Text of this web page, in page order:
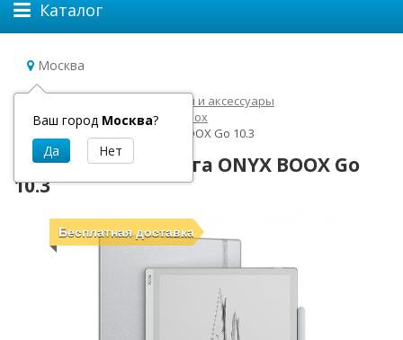
Каталог
Москва
Ваш город Москва?
Главная
Электронные книги и аксессуары
Электронные книги Onyx Boox
Электронная книга ONYX BOOX Go 10.3
Электронная книга ONYX BOOX Go
10.3
Бесплатная доставка